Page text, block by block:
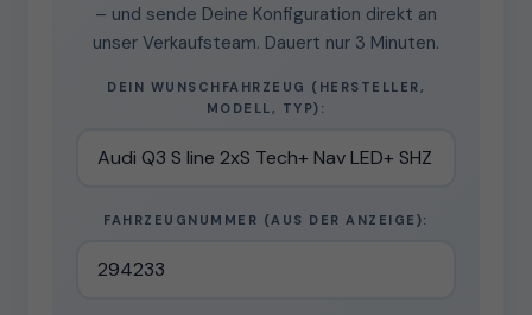
– und sende Deine Konfiguration direkt an
unser Verkaufsteam. Dauert nur 3 Minuten.
DEIN WUNSCHFAHRZEUG (HERSTELLER,
MODELL, TYP):
FAHRZEUGNUMMER (AUS DER ANZEIGE):